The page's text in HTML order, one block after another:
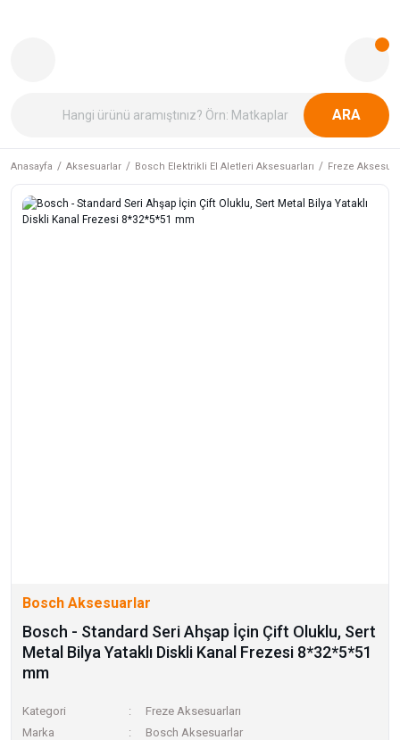
ARA
Anasayfa Aksesuarlar Bosch Elektrikli El Aletleri Aksesuarları Freze
Bosch Aksesuarlar
Bosch - Standard Seri Ahşap İçin Çift Oluklu, Sert
Metal Bilya Yataklı Diskli Kanal Frezesi 8*32*5*51
mm
Kategori
Freze Aksesuarları
Marka
Bosch Aksesuarlar